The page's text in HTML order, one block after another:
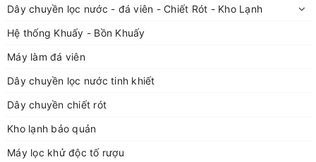
phẩm
vui lòng liên hệ với Đức Bảo qua thông tin:
Gia Lâm, TP Hà Nội
Địa chỉ xưởng sản xuất: xã Dương Quang, huyện Gia Lâm, Hà
Điện thoại 1: 0929168883
Điện thoại 2: 02438712928
Dây chuyền lọc nước - đá viên - Chiết Rót - Kho Lạnh
Hệ thống Khuấy - Bồn Khuấy
Máy làm đá viên
Dây chuyền lọc nước tinh khiết
Dây chuyền chiết rót
Kho lạnh bảo quản
Máy lọc khử độc tố rượu